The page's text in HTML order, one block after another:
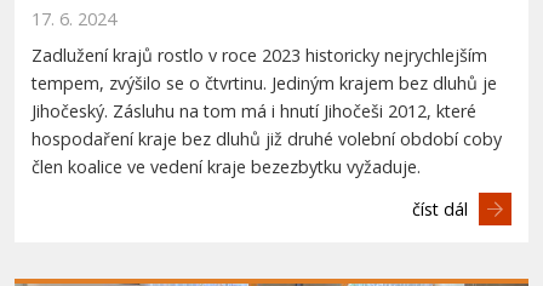
17. 6. 2024
Zadlužení krajů rostlo v roce 2023 historicky nejrychlejším
tempem, zvýšilo se o čtvrtinu. Jediným krajem bez dluhů je
Jihočeský. Zásluhu na tom má i hnutí Jihočeši 2012, které
hospodaření kraje bez dluhů již druhé volební období coby
člen koalice ve vedení kraje bezezbytku vyžaduje.
číst dál